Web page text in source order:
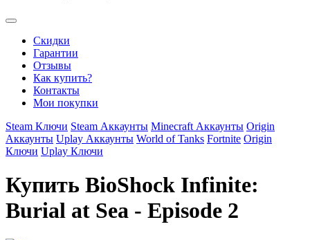
Скидки
Гарантии
Отзывы
Как купить?
Контакты
Мои покупки
Steam Ключи Steam Аккаунты Minecraft Аккаунты Origin
Аккаунты Uplay Аккаунты World of Tanks Fortnite Origin
Ключи Uplay Ключи
Купить BioShock Infinite:
Burial at Sea - Episode 2